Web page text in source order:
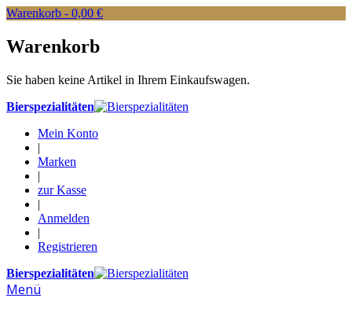
Warenkorb - 0,00 €
Warenkorb
Sie haben keine Artikel in Ihrem Einkaufswagen.
Bierspezialitäten
Mein Konto
|
Marken
|
zur Kasse
|
Anmelden
|
Registrieren
Bierspezialitäten
Menü